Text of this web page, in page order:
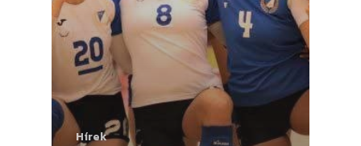
Hírek